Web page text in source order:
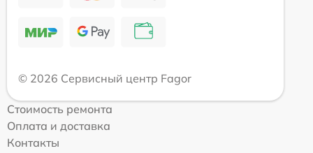
© 2026 Сервисный центр Fagor
Стоимость ремонта
Оплата и доставка
Контакты